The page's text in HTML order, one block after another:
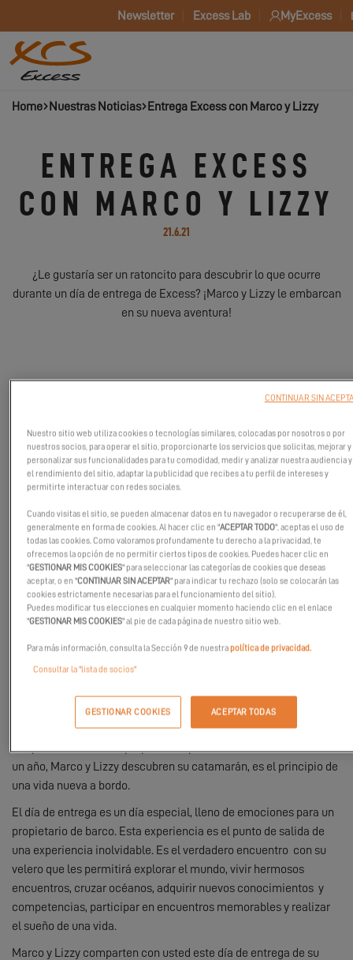
Newsletter Excess Lab MyExcess
Home Nuestras Noticias Entrega Excess con Marco y Lizzy
ENTREGA EXCESS
CON MARCO Y LIZZY
21.6.21
¿Le gustaría ser un ratoncito para descubrir lo que ocurre
durante un día de entrega de Excess? ¡Marco y Lizzy le embarcan
en su nueva aventura!
¿Le gustaría ser un ratoncito para descubrir lo que ocurre
en su nueva aventura!
nuestro último noticiario
un año, Marco y Lizzy descubren su catamarán, es el principio de
una vida nueva a bordo.
El día de entrega es un día especial, lleno de emociones para un
propietario de barco. Esta experiencia es el punto de salida de
una experiencia inolvidable. Es el verdadero encuentro con su
velero que les permitirá explorar el mundo, vivir hermosos
encuentros, cruzar océanos, adquirir nuevos conocimientos y
competencias, participar en encuentros memorables y realizar
el sueño de una vida.
Marco y Lizzy comparten con usted este día de entrega de su
Nuestro sitio web utiliza cookies o tecnologías similares, colocadas por nosotros o por
nuestros socios, para operar el sitio, proporcionarte los servicios que solicitas, mejorar y
personalizar sus funcionalidades para tu comodidad, medir y analizar nuestra audiencia y
el rendimiento del sitio, adaptar la publicidad que recibes a tu perfil de intereses y
permitirte interactuar con redes sociales.
Cuando visitas el sitio, se pueden almacenar datos en tu navegador o recuperarse de él,
generalmente en forma de cookies. Al hacer clic en "ACEPTAR TODO", aceptas el uso de
todas las cookies. Como valoramos profundamente tu derecho a la privacidad, te
ofrecemos la opción de no permitir ciertos tipos de cookies. Puedes hacer clic en
"GESTIONAR MIS COOKIES" para seleccionar las categorías de cookies que deseas
aceptar, o en "CONTINUAR SIN ACEPTAR" para indicar tu rechazo (solo se colocarán las
cookies estrictamente necesarias para el funcionamiento del sitio).
Puedes modificar tus elecciones en cualquier momento haciendo clic en el enlace
"GESTIONAR MIS COOKIES" al pie de cada página de nuestro sitio web.
Para más información, consulta la Sección 9 de nuestrapolítica de privacidad.
Consultar la "lista de socios"
GESTIONAR COOKIES ACEPTAR TODAS
CONTINUAR SIN